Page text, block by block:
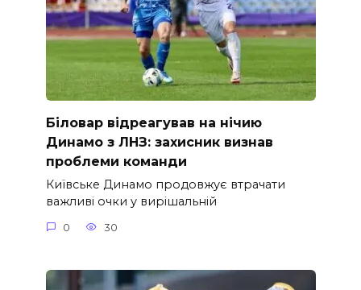
Біловар відреагував на нічию
Динамо з ЛНЗ: захисник визнав
проблеми команди
Київське Динамо продовжує втрачати
важливі очки у вирішальній
0 30